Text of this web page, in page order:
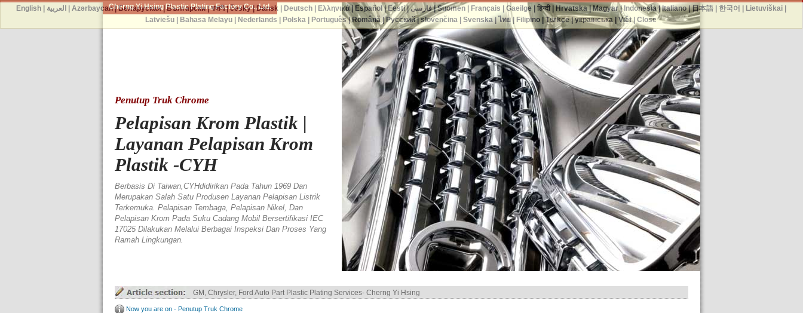
Cherng Yi Hsing Plastic Plating Factory Co., Ltd.
Penutup Truk Chrome
Pelapisan Krom Plastik |
Layanan Pelapisan Krom
Plastik -CYH
Berbasis Di Taiwan,CYHdidirikan Pada Tahun 1969 Dan
Merupakan Salah Satu Produsen Layanan Pelapisan Listrik
Terkemuka. Pelapisan Tembaga, Pelapisan Nikel, Dan
Pelapisan Krom Pada Suku Cadang Mobil Bersertifikasi IEC
17025 Dilakukan Melalui Berbagai Inspeksi Dan Proses Yang
Ramah Lingkungan.
Truck Parts ABS / ABS+PC Plastic Plating
Now you are on - Penutup Truk Chrome
English| العربية Azərbaycan|Беларуская|Български|বাঙ্গালী|česky|Dansk| Deutsch| Ελληνικά| Español |Eesti|فارسی|Suomen| Français Gaeilge| हिन्दी| Hrvatska|Magyar|Indonesia|Italiano|日本語| 한국어 Lietuviškai|
Latviešu
Bahasa Melayu Nederlands Polska Português|Română| Русский|slovenčina |Svenska|ไทย| Filipino |Türkçe|українська |Việt|Close